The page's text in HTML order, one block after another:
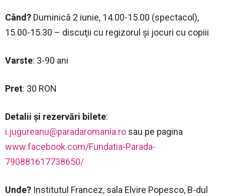
Când? Duminică 2 iunie, 14.00-15.00 (spectacol),
15.00-15.30 – discuţii cu regizorul şi jocuri cu copiii
Varste: 3-90 ani
Pret: 30 RON
Detalii şi rezervări bilete:
i.jugureanu@paradaromania.ro sau pe pagina
www.facebook.com/Fundatia-Parada-
790881617738650/
Unde? Institutul Francez, sala Elvire Popesco, B-dul